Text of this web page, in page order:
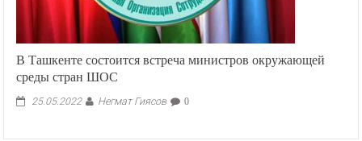
В Ташкенте состоится встреча министров окружающей
среды стран ШОС
25.05.2022 Негмат Гиясов 0